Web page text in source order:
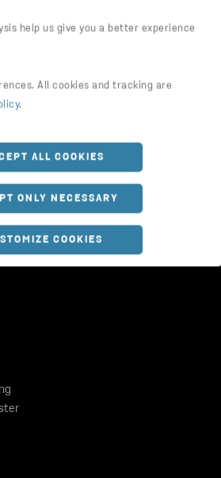
help us give you a better experience
All cookies and tracking are
.
ALL COOKIES
ONLY NECESSARY
COOKIES
medier.